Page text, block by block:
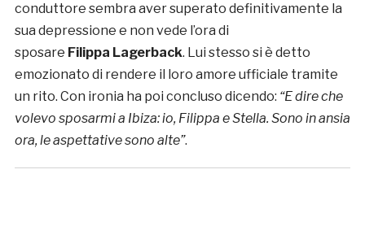
conduttore sembra aver superato definitivamente la
sua depressione e non vede l’ora di
sposare Filippa Lagerback. Lui stesso si è detto
emozionato di rendere il loro amore ufficiale tramite
un rito. Con ironia ha poi concluso dicendo: “E dire che
volevo sposarmi a Ibiza: io, Filippa e Stella. Sono in ansia
ora, le aspettative sono alte”.